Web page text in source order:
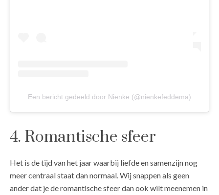
Een bericht gedeeld door Nienke (@nienkefeddema)
4. Romantische sfeer
Het is de tijd van het jaar waarbij liefde en samenzijn nog
meer centraal staat dan normaal. Wij snappen als geen
ander dat je de romantische sfeer dan ook wilt meenemen in